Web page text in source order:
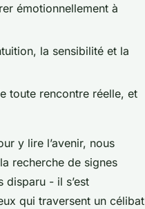
émotionnellement à
la sensibilité et la
toute rencontre réelle, et
y lire l’avenir, nous
recherche de signes
disparu - il s’est
qui traversent un célibat